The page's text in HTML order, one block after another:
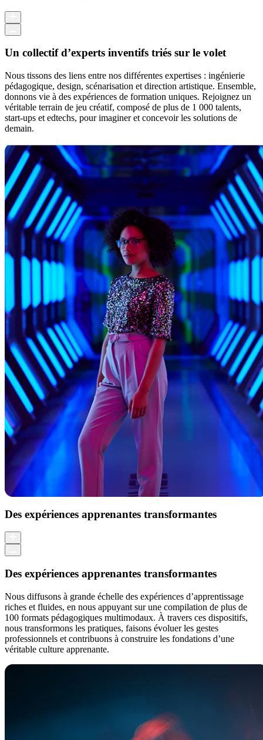
Un collectif d’experts inventifs triés sur le volet
Nous tissons des liens entre nos différentes expertises : ingénierie
pédagogique, design, scénarisation et direction artistique. Ensemble,
donnons vie à des expériences de formation uniques. Rejoignez un
véritable terrain de jeu créatif, composé de plus de 1 000 talents,
start-ups et edtechs, pour imaginer et concevoir les solutions de
demain.
Des expériences apprenantes transformantes
Des expériences apprenantes transformantes
Nous diffusons à grande échelle des expériences d’apprentissage
riches et fluides, en nous appuyant sur une compilation de plus de
100 formats pédagogiques multimodaux. À travers ces dispositifs,
nous transformons les pratiques, faisons évoluer les gestes
professionnels et contribuons à construire les fondations d’une
véritable culture apprenante.